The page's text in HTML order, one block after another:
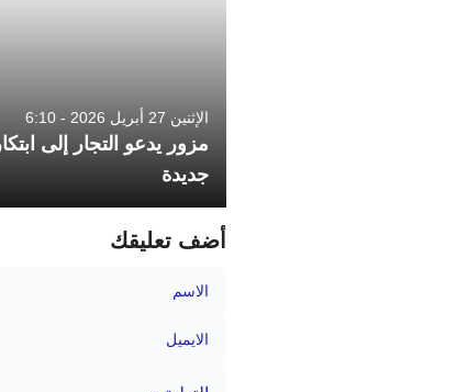
الإثنين 27 أبريل 2026 - 6:10
مزور يدعو التجار إلى
جديدة
أضف تعليقك